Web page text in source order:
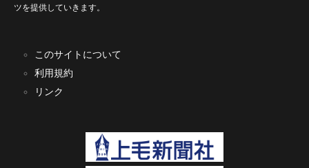
ツを提供していきます。
このサイトについて
利用規約
リンク